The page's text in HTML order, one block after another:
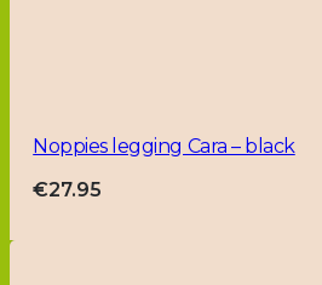
Noppies legging Cara – black
€27.95